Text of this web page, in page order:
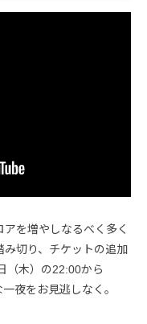
を増やしなるべく多く
み切り、チケットの追加
（木）の22:00から
夜をお見逃しなく。